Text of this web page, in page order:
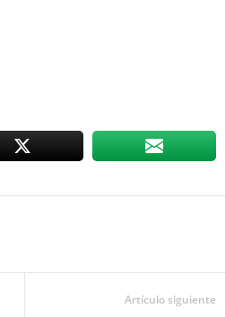
Artículo siguiente